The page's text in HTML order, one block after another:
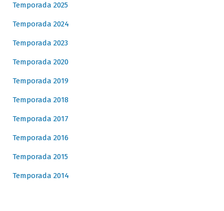
Temporada 2025
Temporada 2024
Temporada 2023
Temporada 2020
Temporada 2019
Temporada 2018
Temporada 2017
Temporada 2016
Temporada 2015
Temporada 2014